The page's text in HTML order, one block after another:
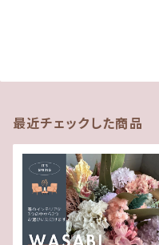
最近チェックした商品